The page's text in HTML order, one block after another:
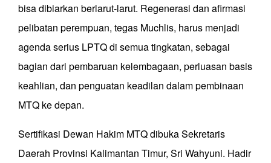
bisa dibiarkan berlarut-larut. Regenerasi dan afirmasi
pelibatan perempuan, tegas Muchlis, harus menjadi
agenda serius LPTQ di semua tingkatan, sebagai
bagian dari pembaruan kelembagaan, perluasan basis
keahlian, dan penguatan keadilan dalam pembinaan
MTQ ke depan.
Sertifikasi Dewan Hakim MTQ dibuka Sekretaris
Daerah Provinsi Kalimantan Timur, Sri Wahyuni. Hadir